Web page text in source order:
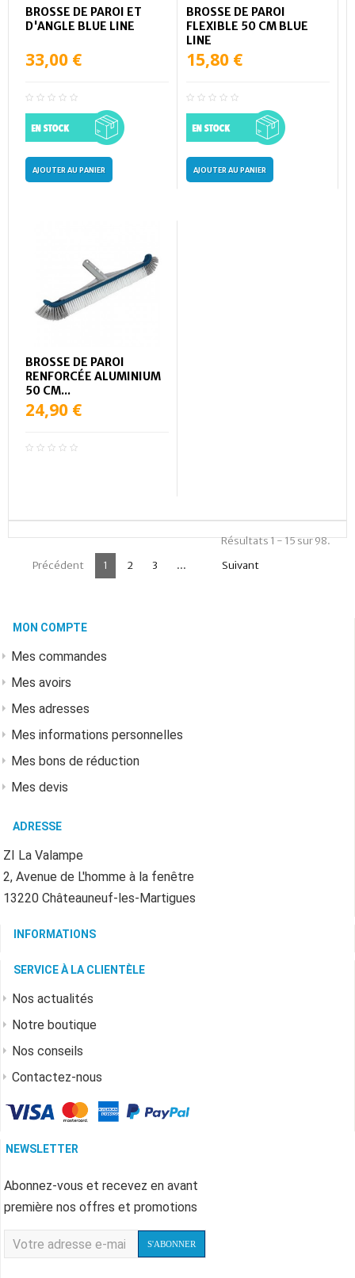
BROSSE DE PAROI ET
D'ANGLE BLUE LINE
33,00 €
AJOUTER AU PANIER
BROSSE DE PAROI
FLEXIBLE 50 CM BLUE
LINE
15,80 €
AJOUTER AU PANIER
BROSSE DE PAROI
RENFORCÉE ALUMINIUM
50 CM...
24,90 €
Résultats 1 - 15 sur 98.
Précédent
1 2 3 ... 7
Suivant
MON COMPTE
Mes commandes
Mes avoirs
Mes adresses
Mes informations personnelles
Mes bons de réduction
Mes devis
ADRESSE
ZI La Valampe
2, Avenue de L'homme à la fenêtre
13220 Châteauneuf-les-Martigues
INFORMATIONS
SERVICE À LA CLIENTÈLE
Nos actualités
Notre boutique
Nos conseils
Contactez-nous
NEWSLETTER
Abonnez-vous et recevez en avant
première nos offres et promotions
S'ABONNER